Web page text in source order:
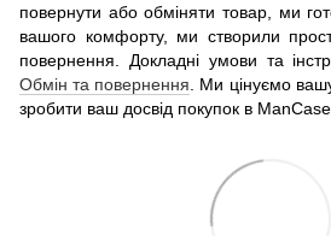
повернути або обміняти товар, ми
вашого комфорту, ми створили
повернення. Докладні умови та
Обмін та повернення . Ми цінуємо
зробити ваш досвід покупок в ManCase